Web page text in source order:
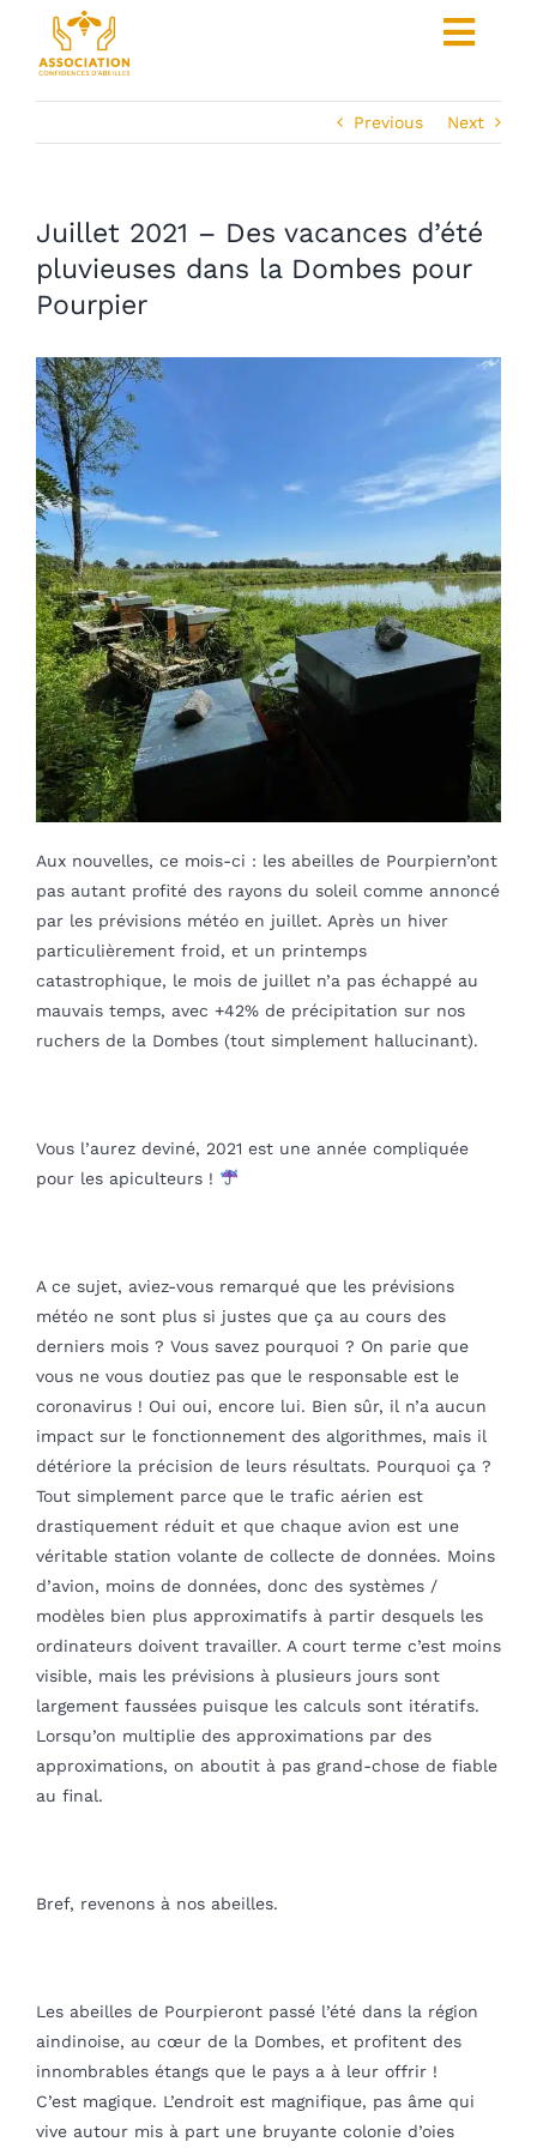
content
Coût et contreparties
Les ruches parrainées
Faire un don
Nous contacter
L’association
Blog
mon panier
mon compte
Français
Previous Next
Juillet 2021 – Des vacances d’été
pluvieuses dans la Dombes pour
Pourpier
Aux nouvelles, ce mois-ci : les abeilles de Pourpiern’ont
pas autant profité des rayons du soleil comme annoncé
par les prévisions météo en juillet. Après un hiver
particulièrement froid, et un printemps
catastrophique, le mois de juillet n’a pas échappé au
mauvais temps, avec +42% de précipitation sur nos
ruchers de la Dombes (tout simplement hallucinant).
Vous l’aurez deviné, 2021 est une année compliquée
pour les apiculteurs !
A ce sujet, aviez-vous remarqué que les prévisions
météo ne sont plus si justes que ça au cours des
derniers mois ? Vous savez pourquoi ? On parie que
vous ne vous doutiez pas que le responsable est le
coronavirus ! Oui oui, encore lui. Bien sûr, il n’a aucun
impact sur le fonctionnement des algorithmes, mais il
détériore la précision de leurs résultats. Pourquoi ça ?
Tout simplement parce que le trafic aérien est
drastiquement réduit et que chaque avion est une
véritable station volante de collecte de données. Moins
d’avion, moins de données, donc des systèmes /
modèles bien plus approximatifs à partir desquels les
ordinateurs doivent travailler. A court terme c’est moins
visible, mais les prévisions à plusieurs jours sont
largement faussées puisque les calculs sont itératifs.
Lorsqu’on multiplie des approximations par des
approximations, on aboutit à pas grand-chose de fiable
au final.
Bref, revenons à nos abeilles.
Les abeilles de Pourpieront passé l’été dans la région
aindinoise, au cœur de la Dombes, et profitent des
innombrables étangs que le pays a à leur offrir !
C’est magique. L’endroit est magnifique, pas âme qui
vive autour mis à part une bruyante colonie d’oies